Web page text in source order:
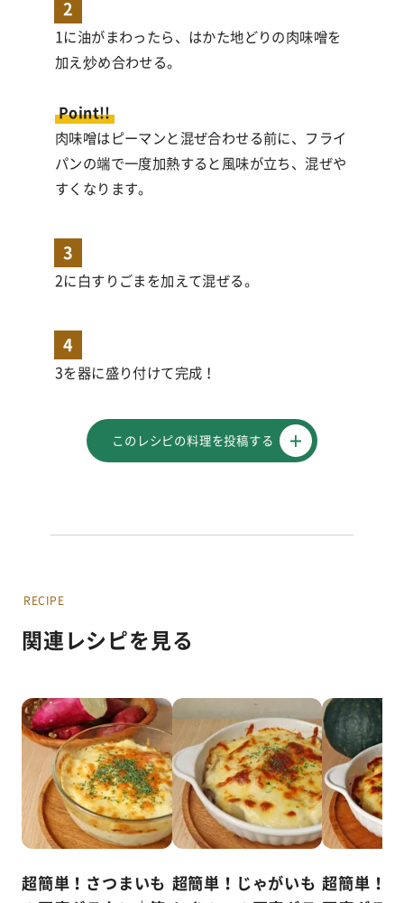
2
1に油がまわったら、はかた地どりの肉味噌を
加え炒め合わせる。
Point!!
肉味噌はピーマンと混ぜ合わせる前に、フライ
パンの端で一度加熱すると風味が立ち、混ぜや
すくなります。
3
2に白すりごまを加えて混ぜる。
4
3を器に盛り付けて完成！
このレシピの料理を投稿する
RECIPE
関連レシピを見る
超簡単！さつまいも 超簡単！じゃがいも 超簡単！